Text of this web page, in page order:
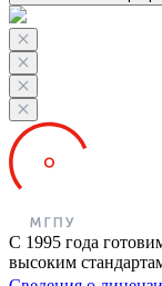
С 1995 года
высоким